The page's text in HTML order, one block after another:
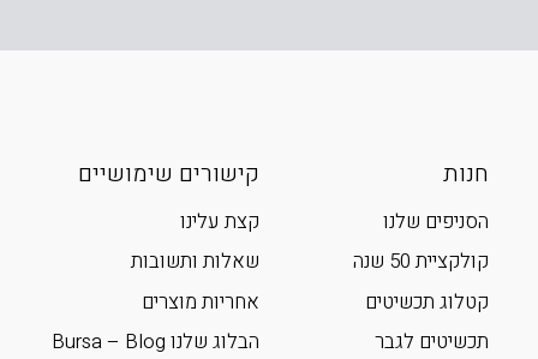
חנות
הסניפים שלנו
קולקציית 50 שנה
קטלוג תכשיטים
תכשיטים לגבר
קישורים שימושיים
קצת עלינו
שאלות ותשובות
אחריות מוצרים
הבלוג שלנו Bursa – Blog